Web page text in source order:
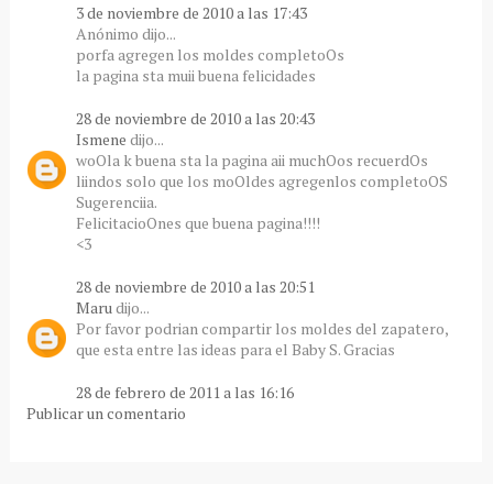
3 de noviembre de 2010 a las 17:43
Anónimo dijo...
porfa agregen los moldes completoOs
la pagina sta muii buena felicidades
28 de noviembre de 2010 a las 20:43
Ismene dijo...
woOla k buena sta la pagina aii muchOos recuerdOs
liindos solo que los moOldes agregenlos completoOS
Sugerenciia.
FelicitacioOnes que buena pagina!!!!
<3
28 de noviembre de 2010 a las 20:51
Marudijo...
Por favor podrian compartir los moldes del zapatero,
que esta entre las ideas para el Baby S. Gracias
28 de febrero de 2011 a las 16:16
Publicar un comentario